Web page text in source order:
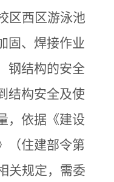
区西区游泳池
固、焊接作业
钢结构的安全
结构安全及使
，依据《建设
（住建部令第
关规定，需委